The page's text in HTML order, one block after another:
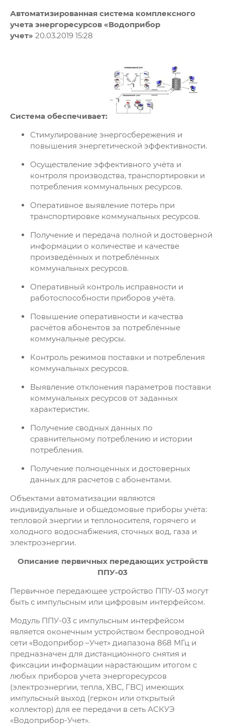
Автоматизированная система комплексного
учета энергоресурсов «Водоприбор
учет» 20.03.2019 15:28
Система обеспечивает:
Стимулирование энергосбережения и
повышения энергетической эффективности.
Осуществление эффективного учёта и
контроля производства, транспортировки и
потребления коммунальных ресурсов.
Оперативное выявление потерь при
транспортировке коммунальных ресурсов.
Получение и передача полной и достоверной
информации о количестве и качестве
произведённых и потреблённых
коммунальных ресурсов.
Оперативный контроль исправности и
работоспособности приборов учёта.
Повышение оперативности и качества
расчётов абонентов за потреблённые
коммунальные ресурсы.
Контроль режимов поставки и потребления
коммунальных ресурсов.
Выявление отклонения параметров поставки
коммунальных ресурсов от заданных
характеристик.
Получение сводных данных по
сравнительному потреблению и истории
потребления.
Получение полноценных и достоверных
данных для расчетов с абонентами.
Объектами автоматизации являются
индивидуальные и общедомовые приборы учёта:
тепловой энергии и теплоносителя, горячего и
холодного водоснабжения, сточных вод, газа и
электроэнергии.
Описание первичных передающих устройств
ППУ-03
Первичное передающее устройство ППУ-03 могут
быть с импульсным или цифровым интерфейсом.
Модуль ППУ-03 с импульсным интерфейсом
является оконечным устройством беспроводной
сети «Водоприбор –Учет» диапазона 868 МГц и
предназначен для дистанционного снятия и
фиксации информации нарастающим итогом с
любых приборов учета энергоресурсов
(электроэнергии, тепла, ХВС, ГВС) имеющих
импульсный выход (геркон или открытый
коллектор) для ее передачи в сеть АСКУЭ
«Водоприбор-Учет».